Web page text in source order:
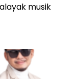
musik